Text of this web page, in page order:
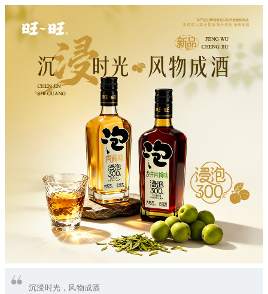
沉浸时光，风物成酒